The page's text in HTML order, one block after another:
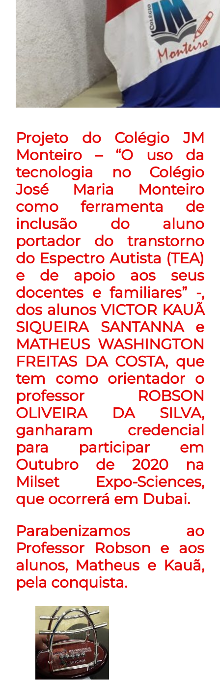
Projeto do Colégio JM
Monteiro – “O uso da
tecnologia no Colégio
José Maria Monteiro
como ferramenta de
inclusão do aluno
portador do transtorno
do Espectro Autista (TEA)
e de apoio aos seus
docentes e familiares” -,
dos alunos VICTOR KAUÃ
SIQUEIRA SANTANNA e
MATHEUS WASHINGTON
FREITAS DA COSTA, que
tem como orientador o
professor ROBSON
OLIVEIRA DA SILVA,
ganharam credencial
para participar em
Outubro de 2020 na
Milset Expo-Sciences,
que ocorrerá em Dubai.
Parabenizamos ao
Professor Robson e aos
alunos, Matheus e Kauã,
pela conquista.